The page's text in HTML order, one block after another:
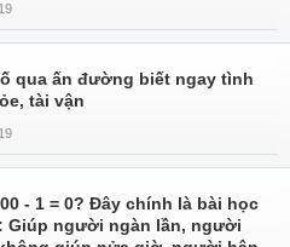
qua ấn đường biết ngay tình
tài vận
- 1 = 0? Đây chính là bài học
Giúp người ngàn lần, người